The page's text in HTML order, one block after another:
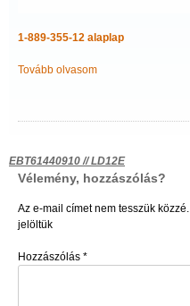
1-889-355-12 alaplap
Tovább olvasom
Bejegyzés
navigáció
EBT61440910 // LD12E
Vélemény, hozzászólás?
Az e-mail címet nem tesszük közzé.
jelöltük
Hozzászólás *